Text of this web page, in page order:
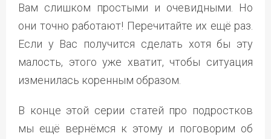
Вам слишком простыми и очевидными. Но
они точно работают! Перечитайте их ещё раз.
Если у Вас получится сделать хотя бы эту
малость, этого уже хватит, чтобы ситуация
изменилась коренным образом.
В конце этой серии статей про подростков
мы ещё вернёмся к этому и поговорим об